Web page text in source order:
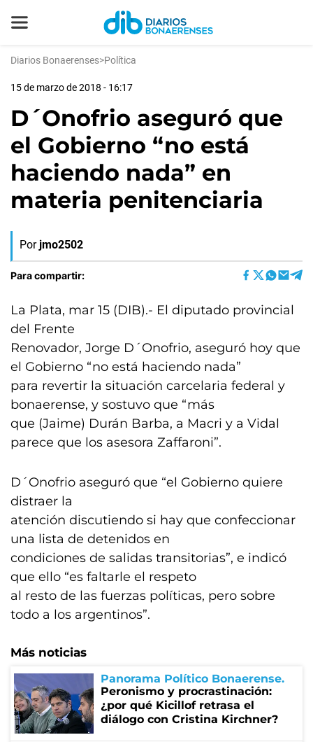
Diarios Bonaerenses>Política
15 de marzo de 2018 - 16:17
D´Onofrio aseguró que
el Gobierno “no está
haciendo nada” en
materia penitenciaria
Por jmo2502
Para compartir:
La Plata, mar 15 (DIB).- El diputado provincial
del Frente
Renovador, Jorge D´Onofrio, aseguró hoy que
el Gobierno “no está haciendo nada”
para revertir la situación carcelaria federal y
bonaerense, y sostuvo que “más
que (Jaime) Durán Barba, a Macri y a Vidal
parece que los asesora Zaffaroni”.
D´Onofrio aseguró que “el Gobierno quiere
distraer la
atención discutiendo si hay que confeccionar
una lista de detenidos en
condiciones de salidas transitorias”, e indicó
que ello “es faltarle el respeto
al resto de las fuerzas políticas, pero sobre
todo a los argentinos”.
Más noticias
Panorama Político Bonaerense
Peronismo y procrastinación:
¿por qué Kicillof retrasa el
diálogo con Cristina Kirchner?